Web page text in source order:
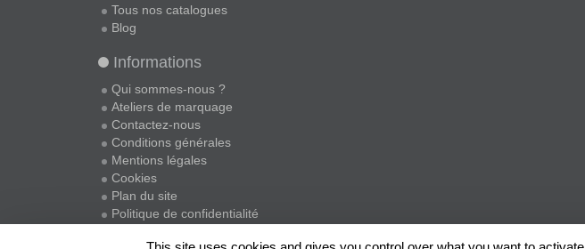
Tous nos catalogues
Blog
Informations
Qui sommes-nous ?
Ateliers de marquage
Contactez-nous
Conditions générales
Mentions légales
Cookies
Plan du site
Politique de confidentialité